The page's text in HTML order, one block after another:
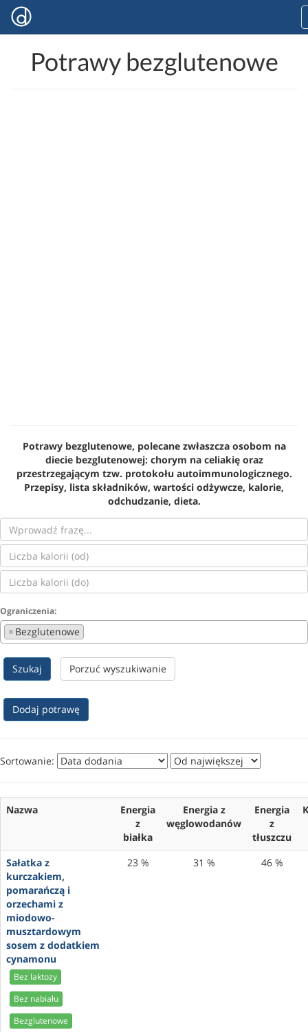
Potrawy bezglutenowe
Potrawy bezglutenowe, polecane zwłaszcza osobom na
diecie bezglutenowej: chorym na celiakię oraz
przestrzegającym tzw. protokołu autoimmunologicznego.
Przepisy, lista składników, wartości odżywcze, kalorie,
odchudzanie, dieta.
Ograniczenia:
× Bezglutenowe
Szukaj Porzuć wyszukiwanie
Dodaj potrawę
Sortowanie:
Nazwa
Energia
z
białka
Energia z
węglowodanów
Energia
z
tłuszczu
Sałatka z
kurczakiem,
pomarańczą i
orzechami z
miodowo-
musztardowym
sosem z dodatkiem
cynamonu
Bez laktozy
Bez nabiału
Bezglutenowe
23 % 31 % 46 %